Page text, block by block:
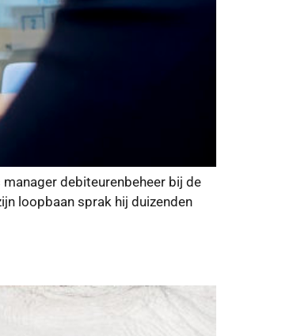
debiteurenbeheer bij de
loopbaan sprak hij duizenden